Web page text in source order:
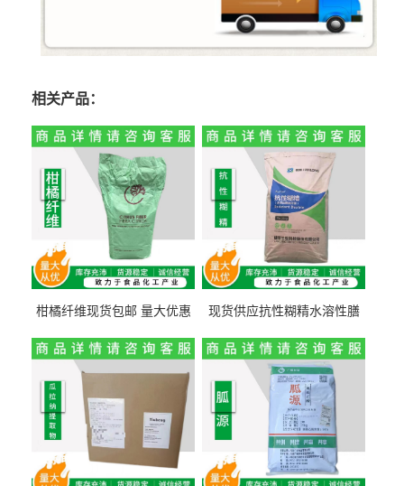
相关产品：
柑橘纤维现货包邮 量大优惠
现货供应抗性糊精水溶性膳
量1kg包邮